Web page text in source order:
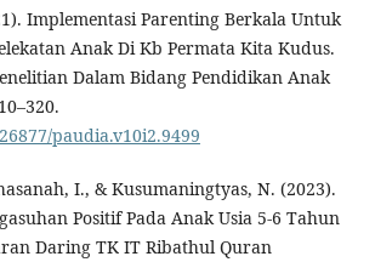
Implementasi Parenting Berkala Untuk
Anak Di Kb Permata Kita Kudus.
Dalam Bidang Pendidikan Anak
paudia.v10i2.9499
I., & Kusumaningtyas, N. (2023).
Positif Pada Anak Usia 5-6 Tahun
Daring TK IT Ribathul Quran